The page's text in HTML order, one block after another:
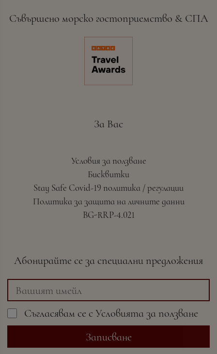
Съвършено морско гостоприемство & СПА
За Вас
Условия за ползване
Бисквитки
Stay Safe Covid-19 политика / регулации
Политика за защита на личните данни
BG-RRP-4.021
Абонирайте се за специални предложения
Съгласявам се с Условиятаза ползване
Записване